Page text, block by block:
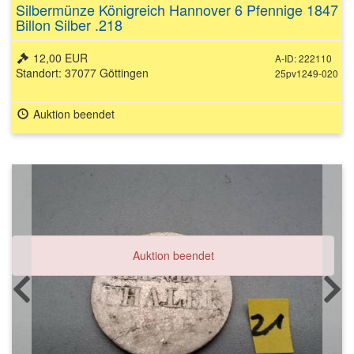
Silbermünze Königreich Hannover 6 Pfennige 1847
Billon Silber .218
A-ID: 222110
25pv1249-020
12,00 EUR
Standort: 37077 Göttingen
Auktion beendet
Auktion beendet